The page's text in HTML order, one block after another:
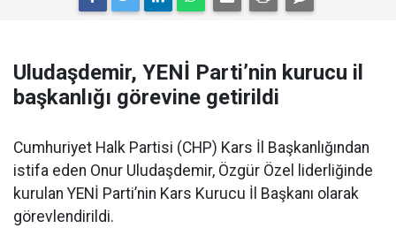
Uludaşdemir, YENİ Parti’nin kurucu il
başkanlığı görevine getirildi
Cumhuriyet Halk Partisi (CHP) Kars İl Başkanlığından
istifa eden Onur Uludaşdemir, Özgür Özel liderliğinde
kurulan YENİ Parti’nin Kars Kurucu İl Başkanı olarak
görevlendirildi.